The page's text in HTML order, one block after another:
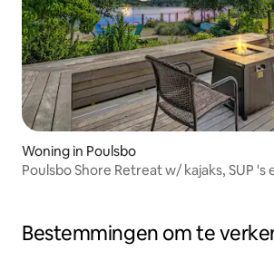
Woning in Poulsbo
Poulsbo Shore Retreat w/ kajaks, SUP 's
Bestemmingen om te